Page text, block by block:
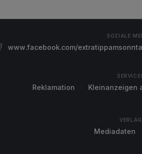
SOZIALE
www.facebook.com/
Reklamation Kleinanzeigen
VERLAG
Mediadaten